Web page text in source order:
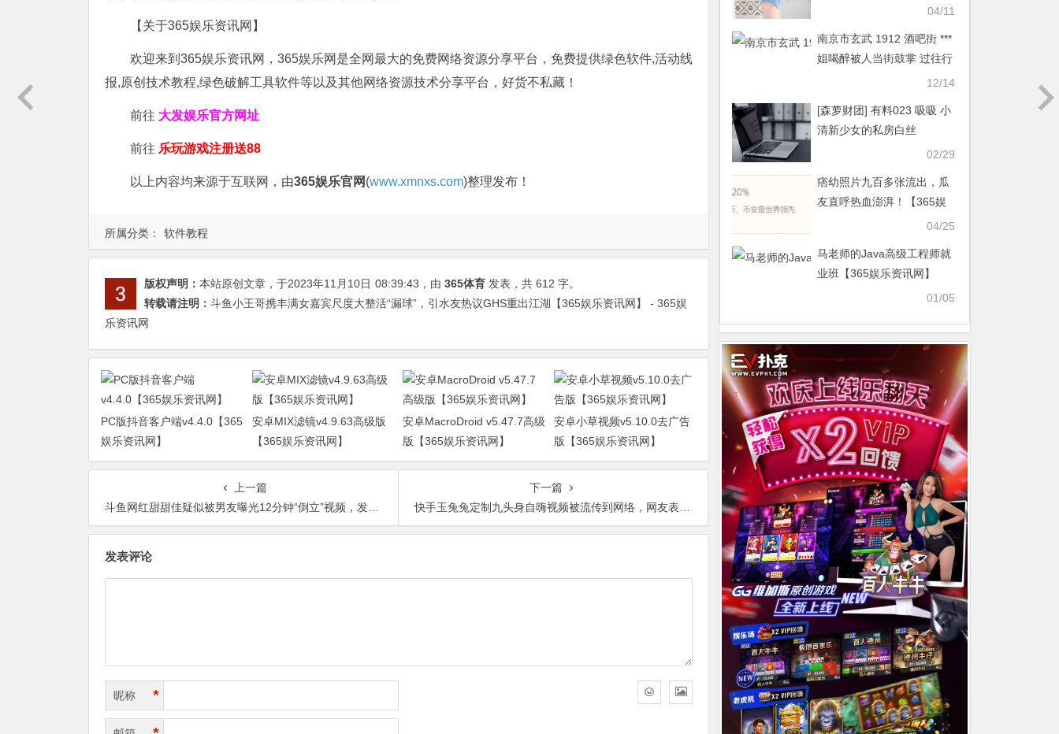
所属分类： 软件教程
【关于365娱乐资讯网】
欢迎来到365娱乐资讯网，365娱乐网是全网最大的免费网络资源分享平台，免费提供绿色软件,活动线
报,原创技术教程,绿色破解工具软件等以及其他网络资源技术分享平台，好货不私藏！
前往 大发娱乐官方网址
前往 乐玩游戏注册送88
以上内容均来源于互联网，由365娱乐官网 (www.xmnxs.com)整理发布！
版权声明： 本站原创文章，于2023年11月10日 08:39:43 ，由 365体育 发表，共 612 字。
转载请注明： 斗鱼小王哥携丰满女嘉宾尺度大整活“漏球”，引水友热议GHS重出江湖【365娱乐资讯网】 - 365娱
乐资讯网
PC版抖音客户端v4.4.0【365
娱乐资讯网】
安卓MIX滤镜v4.9.63高级版
【365娱乐资讯网】
安卓MacroDroid v5.47.7高级
版【365娱乐资讯网】
安卓小草视频v5.10.0去广告
版【365娱乐资讯网】
上一篇
斗鱼网红甜甜佳疑似被男友曝光12分钟“倒立”视频，发文恳求网友嘴下留情【365娱乐资讯网】
下一篇
快手玉兔兔定制九头身自嗨视频被流传到网络，网友表示：感谢大哥，但是女主账号也被封了【365娱乐资讯网】
发表评论
昵称 *
04/11
南京市玄武 1912 酒吧街 ***
姐喝醉被人当街鼓掌 过往行
人都拉不住【365娱乐资讯
12/14
[森萝财团] 有料023 吸吸 小
清新少女的私房白丝
[53P1V]【365娱乐资讯网】
02/29
痞幼照片九百多张流出，瓜
友直呼热血澎湃！【365娱
04/25
马老师的Java高级工程师就
业班【365娱乐资讯网】
01/05